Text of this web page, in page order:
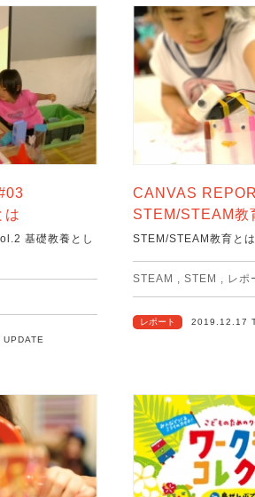
は
基礎教養とし
CANVAS
STEM/STEAM教
STEM/STEAM教育と
STEAM , STEM , レポ
レポート 2019.12.17